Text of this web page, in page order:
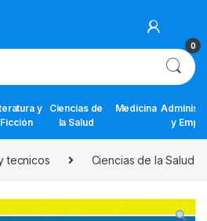
0
y
Ficción
Ciencias de
la Salud
Medicina
y
tecnicos Ciencias de la Salud